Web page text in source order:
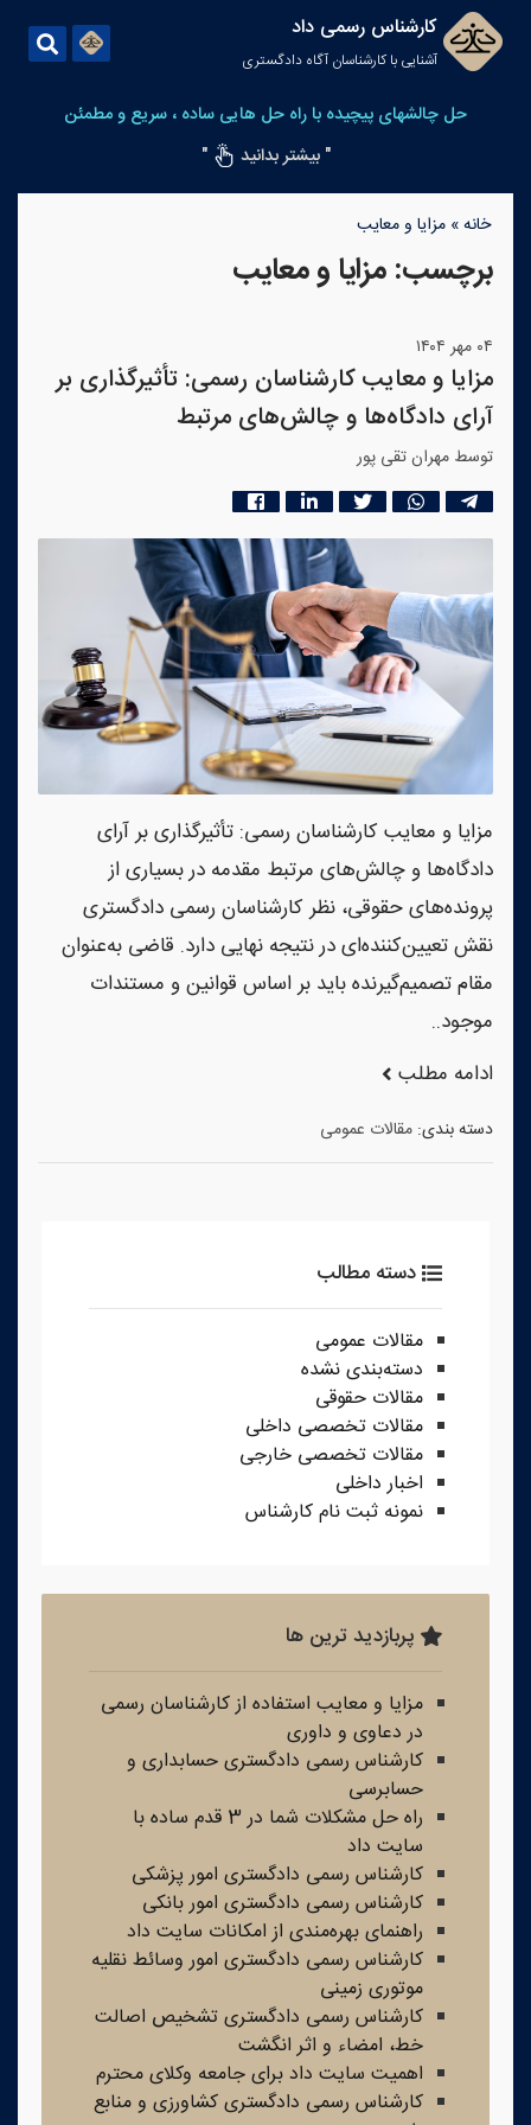
کارشناس رسمی داد
آشنایی با کارشناسان آگاه دادگستری
حل چالشهای پیچیده با راه حل هایی ساده ، سریع و مطمئن
" بیشتر بدانید
"
خانه» مزایا و معایب
برچسب:مزایا و معایب
۰۴ مهر ۱۴۰۴
مزایا و معایب کارشناسان رسمی: تأثیرگذاری بر
آرای دادگاه‌ها و چالش‌های مرتبط
توسط مهران تقی پور
مزایا و معایب کارشناسان رسمی: تأثیرگذاری بر آرای
دادگاه‌ها و چالش‌های مرتبط مقدمه در بسیاری از
پرونده‌های حقوقی، نظر کارشناسان رسمی دادگستری
نقش تعیین‌کننده‌ای در نتیجه نهایی دارد. قاضی به‌عنوان
مقام تصمیم‌گیرنده باید بر اساس قوانین و مستندات
موجود..
ادامه مطلب
دسته بندی:مقالات عمومی
دسته مطالب
مقالات عمومی
دسته‌بندی نشده
مقالات حقوقی
مقالات تخصصی داخلی
مقالات تخصصی خارجی
اخبار داخلی
نمونه ثبت نام کارشناس
پربازدید ترین ها
مزایا و معایب استفاده از کارشناسان رسمی
در دعاوی و داوری
کارشناس رسمی دادگستری حسابداری و
حسابرسی
راه حل مشکلات شما در 3 قدم ساده با
سایت داد
کارشناس رسمی دادگستری امور پزشکی
کارشناس رسمی دادگستری امور بانکی
راهنمای بهره‌مندی از امکانات سایت داد
کارشناس رسمی دادگستری امور وسائط نقلیه
موتوری زمینی
کارشناس رسمی دادگستری تشخیص اصالت
خط، امضاء و اثر انگشت
اهمیت سایت داد برای جامعه وکلای محترم
کارشناس رسمی دادگستری کشاورزی و منابع